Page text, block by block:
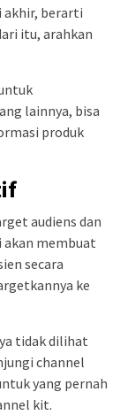
akhir, berarti
itu, arahkan
lainnya, bisa
produk
audiens dan
membuat
secara
ke
tidak dilihat
channel
yang pernah
kit.